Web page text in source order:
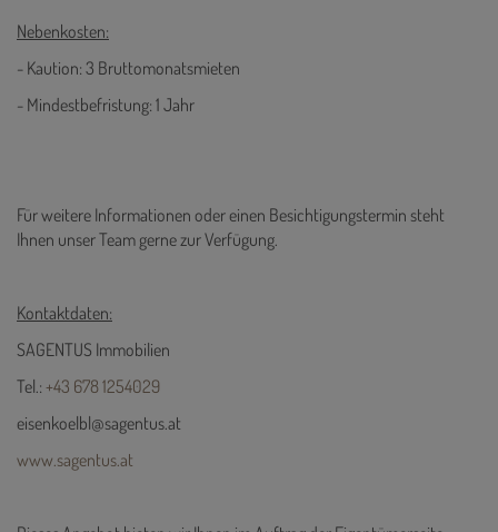
Nebenkosten:
- Kaution: 3 Bruttomonatsmieten
- Mindestbefristung: 1 Jahr
Für weitere Informationen oder einen Besichtigungstermin steht
Ihnen unser Team gerne zur Verfügung.
Kontaktdaten:
SAGENTUS Immobilien
Tel.: +43 678 1254029
eisenkoelbl@sagentus.at
www.sagentus.at